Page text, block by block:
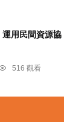
用民間資源協
516 觀看